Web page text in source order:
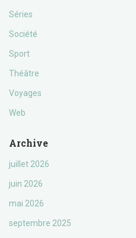
Séries
Société
Sport
Théâtre
Voyages
Web
Archive
juillet 2026
juin 2026
mai 2026
septembre 2025